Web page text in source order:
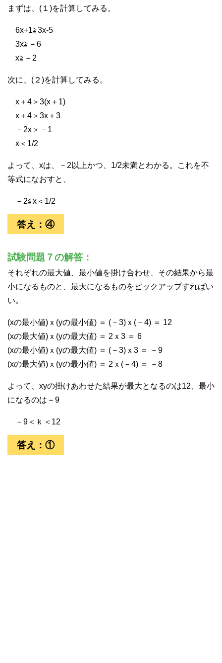
まずは、(１)を計算してみる。
6x+1≧3x-5
3x≧－6
x≧－2
次に、(２)を計算してみる。
x＋4＞3(x＋1)
x＋4＞3x＋3
－2x＞－1
x＜1/2
よって、xは、－2以上かつ、1/2未満とわかる。これを不
等式になおすと、
－2≦x＜1/2
答え：④
試験問題７の解答：
それぞれの最大値、最小値を掛け合わせ、その結果から最
小になるものと、最大になるものをピックアップすればい
い。
(xの最小値)ｘ(yの最小値) ＝ (－3)ｘ(－4) ＝ 12
(xの最大値)ｘ(yの最大値) ＝ 2ｘ3 ＝ 6
(xの最小値)ｘ(yの最大値) ＝ (－3)ｘ3 ＝ －9
(xの最大値)ｘ(yの最小値) ＝ 2ｘ(－4) ＝ －8
よって、xyの掛けあわせた結果が最大となるのは12、最小
になるのは－9
－9＜ｋ＜12
答え：①